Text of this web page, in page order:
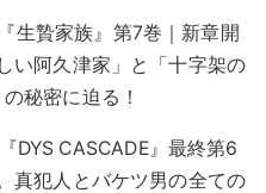
生贄家族』第7巻｜新章開
い阿久津家」と「十字架の
秘密に迫る！
DYS CASCADE』最終第6
真犯人とバケツ男の全ての